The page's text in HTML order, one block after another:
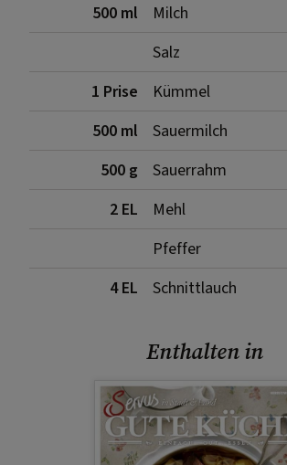
500 ml
Milch
Salz
1 Prise
Kümmel
500 ml
Sauermilch
500 g
Sauerrahm
2 EL
Mehl
Pfeffer
4 EL
Schnittlauch
Enthalten in